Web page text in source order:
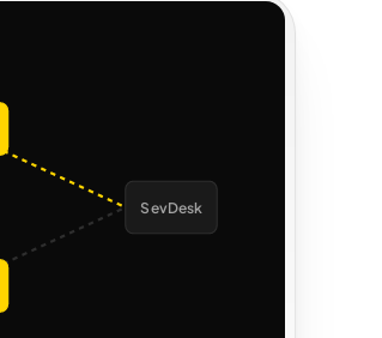
SevDesk